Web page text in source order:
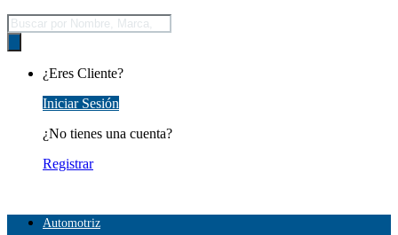
Búsqueda
de
productos
¿Eres Cliente?
Iniciar Sesión
¿No tienes una cuenta?
Registrar
Automotriz